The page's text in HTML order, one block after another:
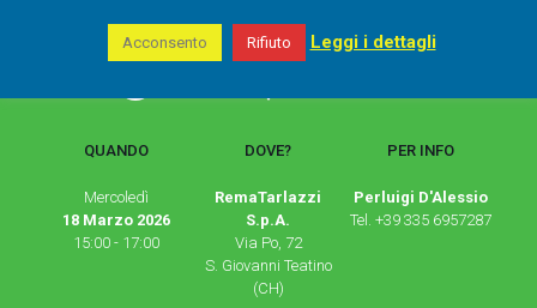
QUANDO
Mercoledì
18 Marzo 2026
15:00 - 17:00
DOVE?
RemaTarlazzi
S.p.A.
Via Po, 72
S. Giovanni Teatino
(CH)
PER INFO
Perluigi D'Alessio
Tel. +39 335 6957287
Acconsento Rifiuto Leggi i dettagli